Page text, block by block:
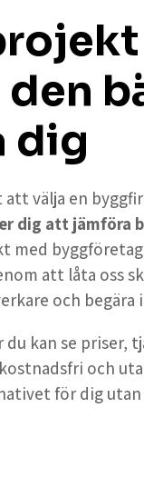
dig
välja en
dig att jämföra
med
att låta oss
och begära
kan se priser,
och
för dig utan